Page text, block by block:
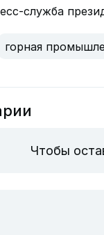
служба
горная
Чтобы